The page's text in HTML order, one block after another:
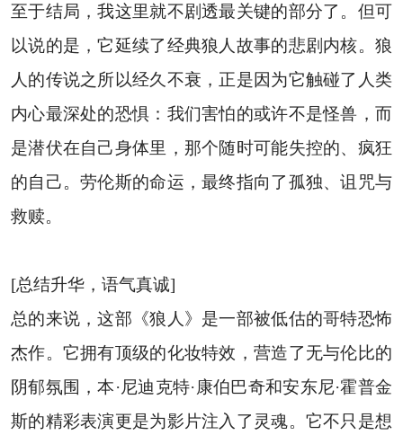
至于结局，我这里就不剧透最关键的部分了。但可
以说的是，它延续了经典狼人故事的悲剧内核。狼
人的传说之所以经久不衰，正是因为它触碰了人类
内心最深处的恐惧：我们害怕的或许不是怪兽，而
是潜伏在自己身体里，那个随时可能失控的、疯狂
的自己。劳伦斯的命运，最终指向了孤独、诅咒与
救赎。
[总结升华，语气真诚]
总的来说，这部《狼人》是一部被低估的哥特恐怖
杰作。它拥有顶级的化妆特效，营造了无与伦比的
阴郁氛围，本·尼迪克特·康伯巴奇和安东尼·霍普金
斯的精彩表演更是为影片注入了灵魂。它不只是想